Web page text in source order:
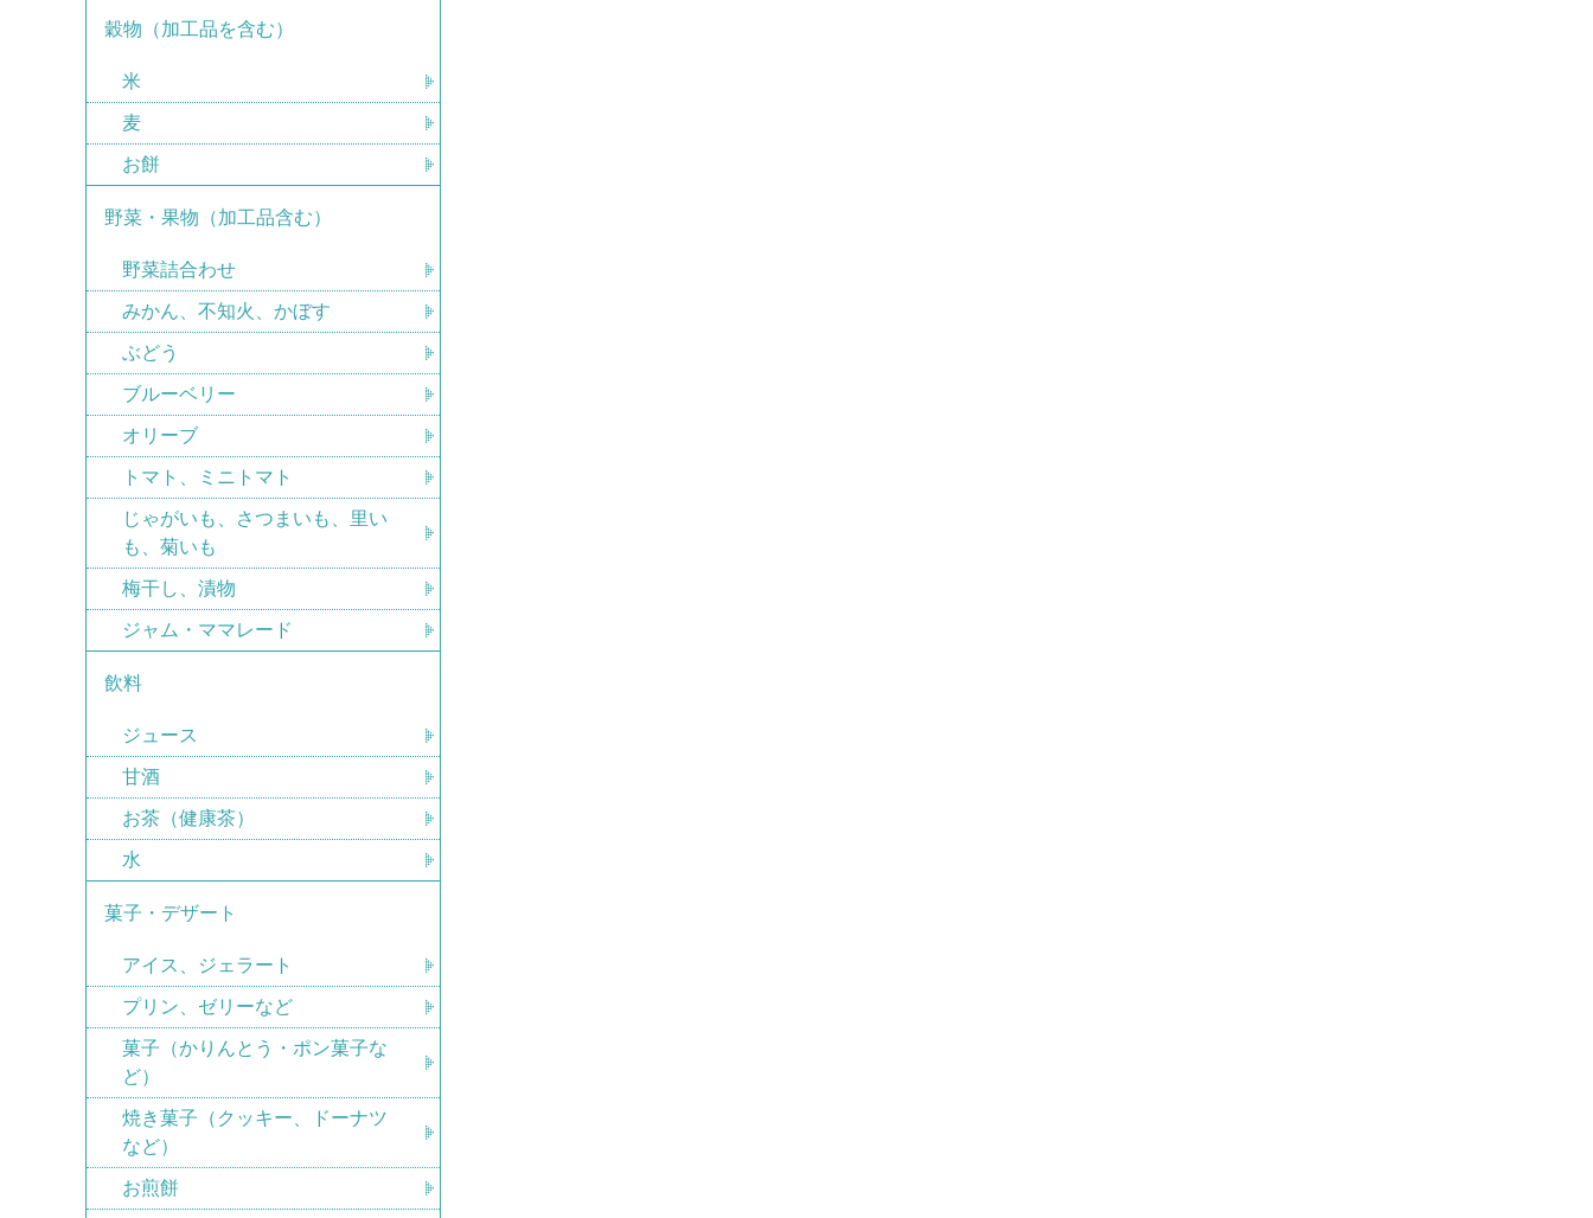
穀物（加工品を含む）
米
麦
お餅
野菜・果物（加工品含む）
野菜詰合わせ
みかん、不知火、かぼす
ぶどう
ブルーベリー
オリーブ
トマト、ミニトマト
じゃがいも、さつまいも、里い
も、菊いも
梅干し、漬物
ジャム・ママレード
飲料
ジュース
甘酒
お茶（健康茶）
水
菓子・デザート
アイス、ジェラート
プリン、ゼリーなど
菓子（かりんとう・ポン菓子な
ど）
焼き菓子（クッキー、ドーナツ
など）
お煎餅